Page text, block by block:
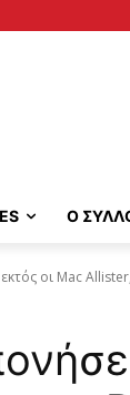
Ο
οι Mac